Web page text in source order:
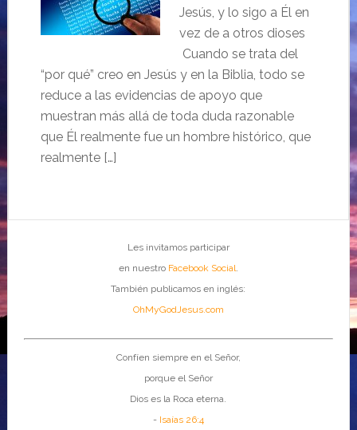
Jesús, y lo sigo a Él en
vez de a otros dioses
Cuando se trata del
“por qué” creo en Jesús y en la Biblia, todo se
reduce a las evidencias de apoyo que
muestran más allá de toda duda razonable
que Él realmente fue un hombre histórico, que
realmente […]
Les invitamos participar
en nuestro Facebook Social.
También publicamos en inglés:
OhMyGodJesus.com
Confíen siempre en el Señor,
porque el Señor
Dios es la Roca eterna.
- Isaías 26:4